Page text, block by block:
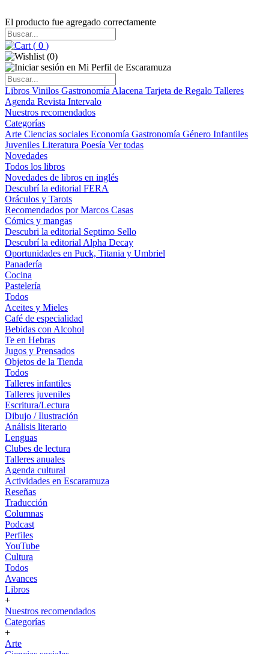
El producto fue agregado correctamente
( 0 )
(0)
Libros Vinilos Gastronomía Alacena Tarjeta de Regalo Talleres
Agenda Revista Intervalo
Nuestros recomendados
Categorías
Arte Ciencias sociales Economía Gastronomía Género Infantiles
Juveniles Literatura Poesía Ver todas
Novedades
Todos los libros
Novedades de libros en inglés
Descubrí la editorial FERA
Oráculos y Tarots
Recomendados por Marcos Casas
Cómics y mangas
Descubri la editorial Septimo Sello
Descubrí la editorial Alpha Decay
Oportunidades en Puck, Titania y Umbriel
Panadería
Cocina
Pastelería
Todos
Aceites y Mieles
Café de especialidad
Bebidas con Alcohol
Te en Hebras
Jugos y Prensados
Objetos de la Tienda
Todos
Talleres infantiles
Talleres juveniles
Escritura/Lectura
Dibujo / Ilustración
Análisis literario
Lenguas
Clubes de lectura
Talleres anuales
Agenda cultural
Actividades en Escaramuza
Reseñas
Traducción
Columnas
Podcast
Perfiles
YouTube
Cultura
Todos
Avances
Libros
+
Nuestros recomendados
Categorías
+
Arte